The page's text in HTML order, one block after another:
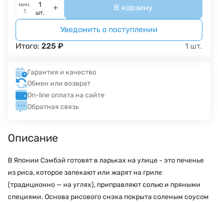
мин.
1
шт.
В корзину
Уведомить о поступлении
Итого: 225 ₽ 1 шт.
Гарантия и качество
Обмен или возврат
On-line оплата на сайте
Обратная связь
Описание
В Японии Сэмбэй готовят в ларьках на улице - это печенье
из риса, которое запекают или жарят на гриле
(традиционно — на углях), приправляют солью и пряными
специями. Основа рисового снэка покрыта соленым соусом